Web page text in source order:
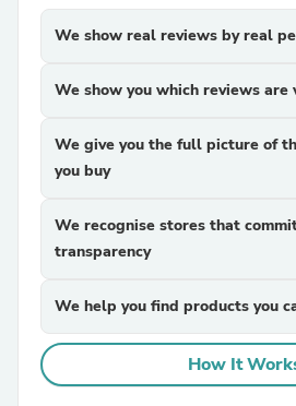
We show real reviews by real
We show you which reviews are
We give you the full picture of
you buy
We recognise stores that
transparency
We help you find products you
How It